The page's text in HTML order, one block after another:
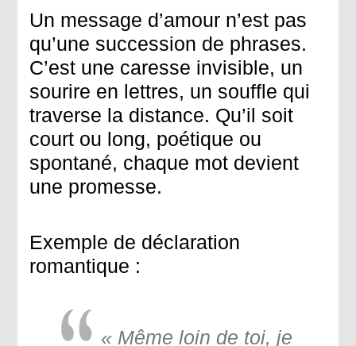
Un message d’amour n’est pas
qu’une succession de phrases.
C’est une caresse invisible, un
sourire en lettres, un souffle qui
traverse la distance. Qu’il soit
court ou long, poétique ou
spontané, chaque mot devient
une promesse.
Exemple de déclaration
romantique :
« Même loin de toi, je